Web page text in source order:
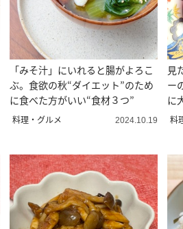
「みそ汁」にいれると腸がよろこ
ぶ。食欲の秋“ダイエット”のため
に食べた方がいい“食材３つ”
料理・グルメ 2024.10.19
見
ー
に
な
料